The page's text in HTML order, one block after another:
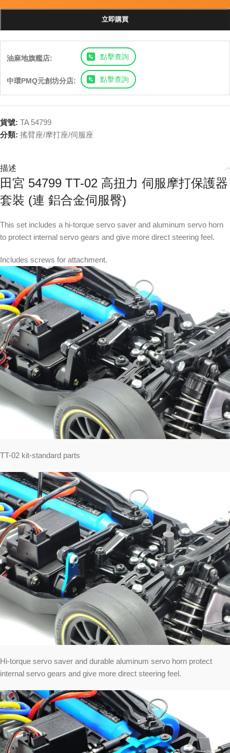
立即購買
油麻地旗艦店: 點擊查詢
中環PMQ元創坊分店: 點擊查詢
貨號: TA 54799
分類: 搖臂座/摩打座/伺服座
描述
田宮 54799 TT-02 高扭力 伺服摩打保護器
套裝 (連 鋁合金伺服臀)
This set includes a hi-torque servo saver and aluminum servo horn
to protect internal servo gears and give more direct steering feel.
Includes screws for attachment.
TT-02 kit-standard parts
Hi-torque servo saver and durable aluminum servo horn protect
internal servo gears and give more direct steering feel.